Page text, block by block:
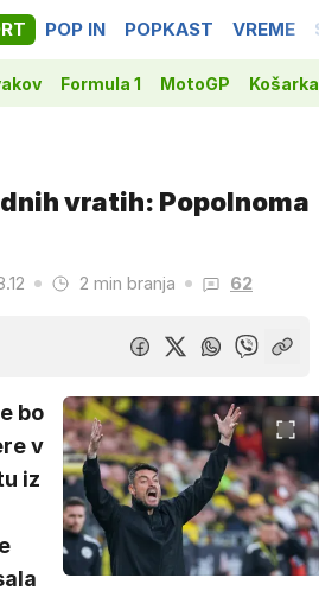
POP IN POPKAST VREME
Formula 1 MotoGP Košarka
vratih: Popolnoma
2 min branja 62
bo
v
iz